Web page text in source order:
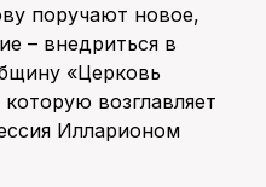
поручают новое,
– внедриться в
«Церковь
возглавляет
Илларионом